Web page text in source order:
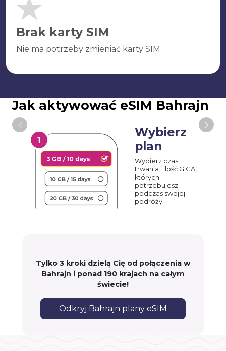
Brak karty SIM
Nie ma potrzeby zmieniać karty SIM.
Jak aktywować eSIM Bahrajn
Wybierz
plan
Wybierz czas
trwania i ilość GIGA,
których
potrzebujesz
podczas swojej
podróży
Tylko 3 kroki dzielą Cię od połączenia w
Bahrajn i ponad 190 krajach na całym
świecie!
Odkryj Bahrajn plany eSIM